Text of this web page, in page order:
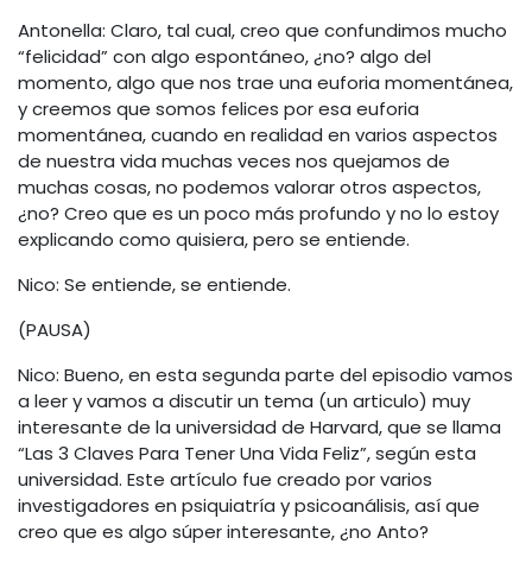
Antonella: Claro, tal cual, creo que confundimos mucho
“felicidad” con algo espontáneo, ¿no? algo del
momento, algo que nos trae una euforia momentánea,
y creemos que somos felices por esa euforia
momentánea, cuando en realidad en varios aspectos
de nuestra vida muchas veces nos quejamos de
muchas cosas, no podemos valorar otros aspectos,
¿no? Creo que es un poco más profundo y no lo estoy
explicando como quisiera, pero se entiende.
Nico: Se entiende, se entiende.
(PAUSA)
Nico: Bueno, en esta segunda parte del episodio vamos
a leer y vamos a discutir un tema (un articulo) muy
interesante de la universidad de Harvard, que se llama
“Las 3 Claves Para Tener Una Vida Feliz”, según esta
universidad. Este artículo fue creado por varios
investigadores en psiquiatría y psicoanálisis, así que
creo que es algo súper interesante, ¿no Anto?